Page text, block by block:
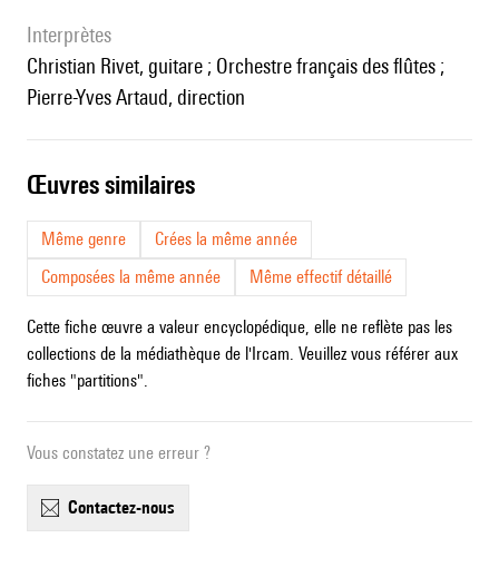
interprètes
Christian Rivet, guitare ; Orchestre français des flûtes ;
Pierre-Yves Artaud, direction
œuvres similaires
Même genre
Crées la même année
Composées la même année
Même effectif détaillé
Cette fiche œuvre a valeur encyclopédique, elle ne reflète pas les
collections de la médiathèque de l'Ircam. Veuillez vous référer aux
fiches "partitions".
Vous constatez une erreur ?
contactez-nous